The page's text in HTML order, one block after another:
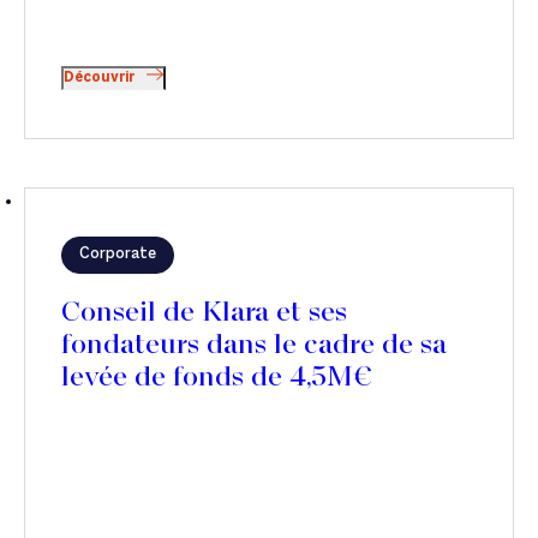
Découvrir
Corporate
Conseil de Klara et ses
fondateurs dans le cadre de sa
levée de fonds de 4,5M€